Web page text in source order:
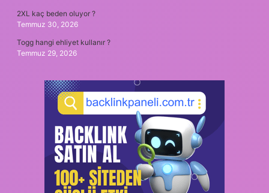
2XL kaç beden oluyor ?
Temmuz 30, 2026
Togg hangi ehliyet kullanır ?
Temmuz 29, 2026